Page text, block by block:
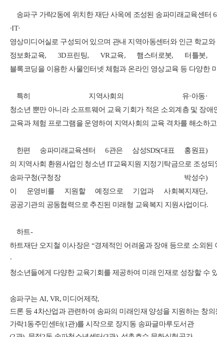
송파구 가락2동에 위치한 재단 사옥에 조성된 송파미래교육센터 6
·IT·
영상미디어실로 구성되어 있으며 관내 지역아동센터와 인근 학교와
정보화교육, 3D프린팅, VR교육, 햄스터로봇, 터틀봇,
블록코딩을 이용한 사물인터넷 체험과 온라인 영상교육 등 다양한
특히 지역사회의 유·아동·
청소년 뿐만 아니라 소프트웨어 교육 기회가 적은 소외계층 및 장애
교육과 체험 프로그램을 운영하여 지역사회의 교육 격차를 해소하
한편 송파미래교육센터 6관은 삼성SDS(대표 홍원표)
의 지역사회 환원사업인 청소년 IT교육지원 지정기탁금으로 조성되
송파구청(구청장 박성수)
이
운영비를 지원할 예정으로 기업과 사회복지재단,
공공기관의 공동협력으로 추진된 미래형 교육복지 지원사업이다.
하트-
하트재단 오지철 이사장은 “경제적인 어려움과 장애 등으로 소외된
·
청소년들에게 다양한 교육기회를 제공하여 미래 인재로 성장할 수
송파구는 AI, VR, 미디어제작,
드론 등 4차산업과 관련하여 송파의 미래인재 양성을 지원하는 창의
가락1동주민센 터(1관)를 시작으로 장지동 송파글마루도서관